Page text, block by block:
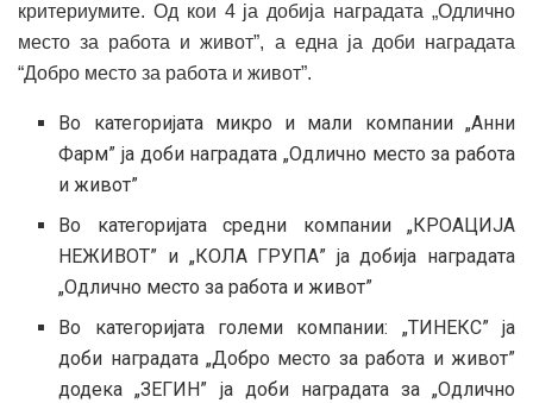
критериумите. Од кои 4 ја добија наградата „Одлично
место за работа и живот”, а една ја доби наградата
“Добро место за работа и живот”.
Во категоријата микро и мали компании „Анни
Фарм” ја доби наградата „Одлично место за работа
и живот”
Во категоријата средни компании „КРОАЦИЈА
НЕЖИВОТ” и „КОЛА ГРУПА” ја добија наградата
„Одлично место за работа и живот”
Во категоријата големи компании: „ТИНЕКС” ја
доби наградата „Добро место за работа и живот”
додека „ЗЕГИН” ја доби наградата за „Одлично